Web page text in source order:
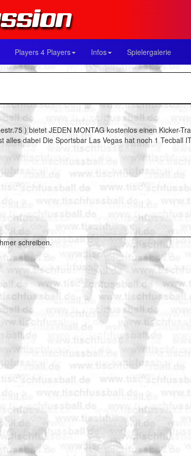
Players 4 Players Infos Spielergalerie
) bietet JEDEN MONTAG kostenlos einen
alles dabei Die Sportsbar Las Vegas hat noch 1
schreiben.